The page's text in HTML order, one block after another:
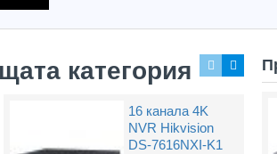
категория
16 канала 4K
NVR Hikvision
DS-7616NXI-K1